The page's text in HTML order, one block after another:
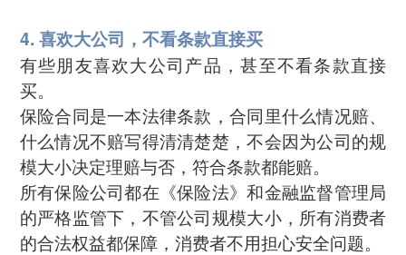
4. 喜欢大公司，不看条款直接买
有些朋友喜欢大公司产品，甚至不看条款直接
买。
保险合同是一本法律条款，合同里什么情况赔、
什么情况不赔写得清清楚楚，不会因为公司的规
模大小决定理赔与否，符合条款都能赔。
所有保险公司都在《保险法》和金融监督管理局
的严格监管下，不管公司规模大小，所有消费者
的合法权益都保障，消费者不用担心安全问题。